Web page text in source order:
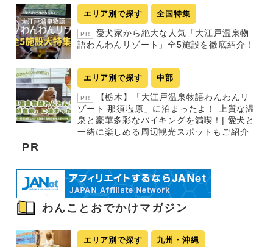
エリア別で探す 全国特集
PR
愛犬家から絶大な人気「大江戸温泉物
語わんわんリゾート」全5施設を徹底紹介！
エリア別で探す 中部
PR
【栃木】「大江戸温泉物語わんわんリ
ゾート 那須塩原」に泊まったよ！ 上質な温
泉と豪華多彩なバイキングを満喫！| 愛犬と
一緒に楽しめる周辺観光スポットもご紹介
PR
わんことおでかけマガジン
エリア別で探す 九州・沖縄